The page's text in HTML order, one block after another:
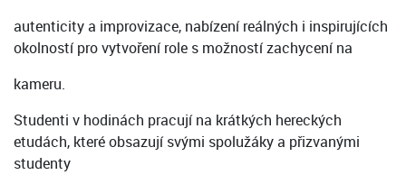
autenticity a improvizace, nabízení reálných i inspirujících
okolností pro vytvoření role s možností zachycení na
kameru.
Studenti v hodinách pracují na krátkých hereckých
etudách, které obsazují svými spolužáky a přizvanými
studenty